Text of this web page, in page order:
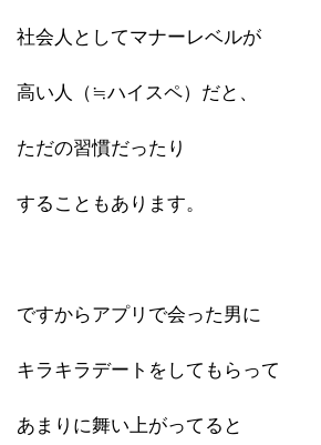
社会人としてマナーレベルが
高い人（≒ハイスペ）だと、
ただの習慣だったり
することもあります。
ですからアプリで会った男に
キラキラデートをしてもらって
あまりに舞い上がってると